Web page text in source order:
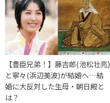
【豊臣兄弟！】藤吉郎(池松壮亮)
と寧々(浜辺美波)が結婚へ…結
婚に大反対した生母・朝日殿と
は？